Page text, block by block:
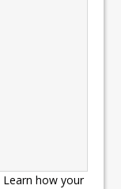
Learn how your